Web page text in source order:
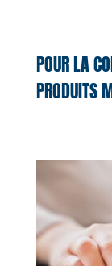
POUR LA
PRODUITS